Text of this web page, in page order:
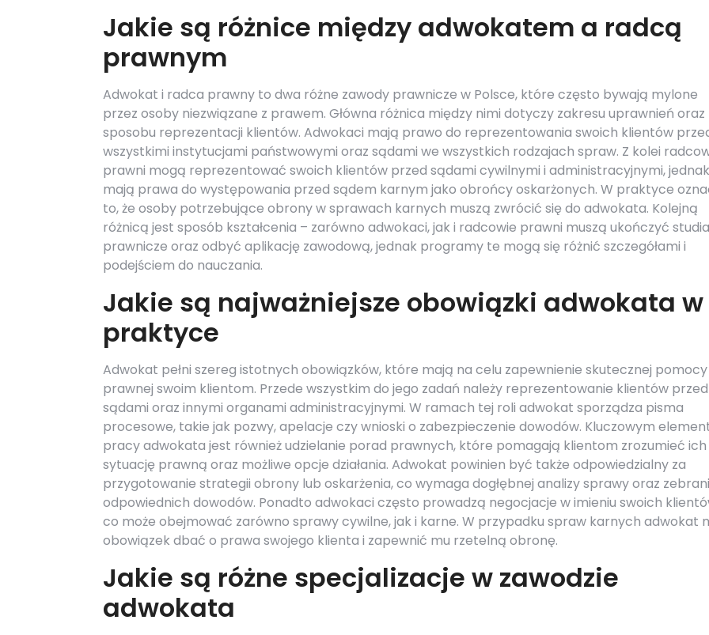
Jakie są różnice między adwokatem a radcą
prawnym
Adwokat i radca prawny to dwa różne zawody prawnicze w Polsce, które często bywają mylone
przez osoby niezwiązane z prawem. Główna różnica między nimi dotyczy zakresu uprawnień oraz
sposobu reprezentacji klientów. Adwokaci mają prawo do reprezentowania swoich klientów
wszystkimi instytucjami państwowymi oraz sądami we wszystkich rodzajach spraw. Z kolei
prawni mogą reprezentować swoich klientów przed sądami cywilnymi i administracyjnymi,
mają prawa do występowania przed sądem karnym jako obrońcy oskarżonych. W praktyce
to, że osoby potrzebujące obrony w sprawach karnych muszą zwrócić się do adwokata. Kolejną
różnicą jest sposób kształcenia – zarówno adwokaci, jak i radcowie prawni muszą ukończyć studia
prawnicze oraz odbyć aplikację zawodową, jednak programy te mogą się różnić szczegółami i
podejściem do nauczania.
Jakie są najważniejsze obowiązki adwokata w
praktyce
Adwokat pełni szereg istotnych obowiązków, które mają na celu zapewnienie skutecznej pomocy
prawnej swoim klientom. Przede wszystkim do jego zadań należy reprezentowanie klientów przed
sądami oraz innymi organami administracyjnymi. W ramach tej roli adwokat sporządza pisma
procesowe, takie jak pozwy, apelacje czy wnioski o zabezpieczenie dowodów. Kluczowym
pracy adwokata jest również udzielanie porad prawnych, które pomagają klientom zrozumieć ich
sytuację prawną oraz możliwe opcje działania. Adwokat powinien być także odpowiedzialny za
przygotowanie strategii obrony lub oskarżenia, co wymaga dogłębnej analizy sprawy oraz
odpowiednich dowodów. Ponadto adwokaci często prowadzą negocjacje w imieniu swoich
co może obejmować zarówno sprawy cywilne, jak i karne. W przypadku spraw karnych adwokat
obowiązek dbać o prawa swojego klienta i zapewnić mu rzetelną obronę.
Jakie są różne specjalizacje w zawodzie
adwokata